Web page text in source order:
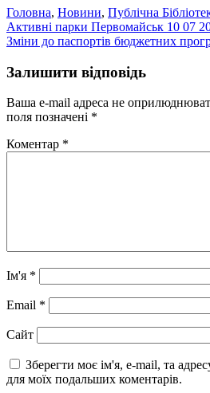
Головна, Новини, Публічна
Навігація
записів
Активні парки Первомайськ 10 07
Зміни до паспортів бюджетних
Залишити відповідь
Ваша e-mail адреса не
поля позначені *
Коментар *
Ім'я *
Email *
Сайт
Зберегти моє ім'я, e-mail, та
для моїх подальших коментарів.